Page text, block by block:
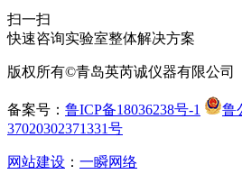
扫一扫
快速咨询实验室整体解决方案
版权所有©青岛英芮诚仪器有限公司
备案号： 鲁ICP备18036238号-1
鲁
37020302371331号
网站建设 ： 一瞬网络